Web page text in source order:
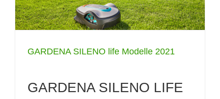
GARDENA SILENO life Modelle 2021
GARDENA SILENO LIFE